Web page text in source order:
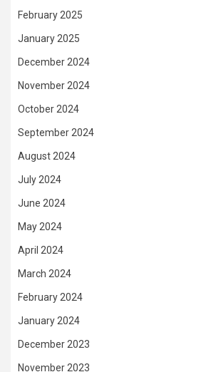
February 2025
January 2025
December 2024
November 2024
October 2024
September 2024
August 2024
July 2024
June 2024
May 2024
April 2024
March 2024
February 2024
January 2024
December 2023
November 2023